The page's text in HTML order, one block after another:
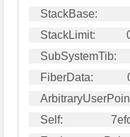
    ArbitraryUserPointer: 00000000